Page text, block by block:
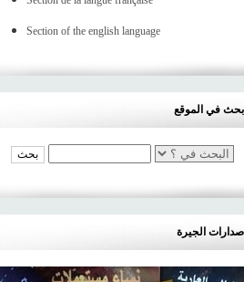
Section of the english language
ابحث في الموقع
اصدارات الجيرة